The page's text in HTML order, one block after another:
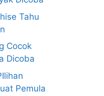
Tahu
Cocok
Dicoba
Pemula